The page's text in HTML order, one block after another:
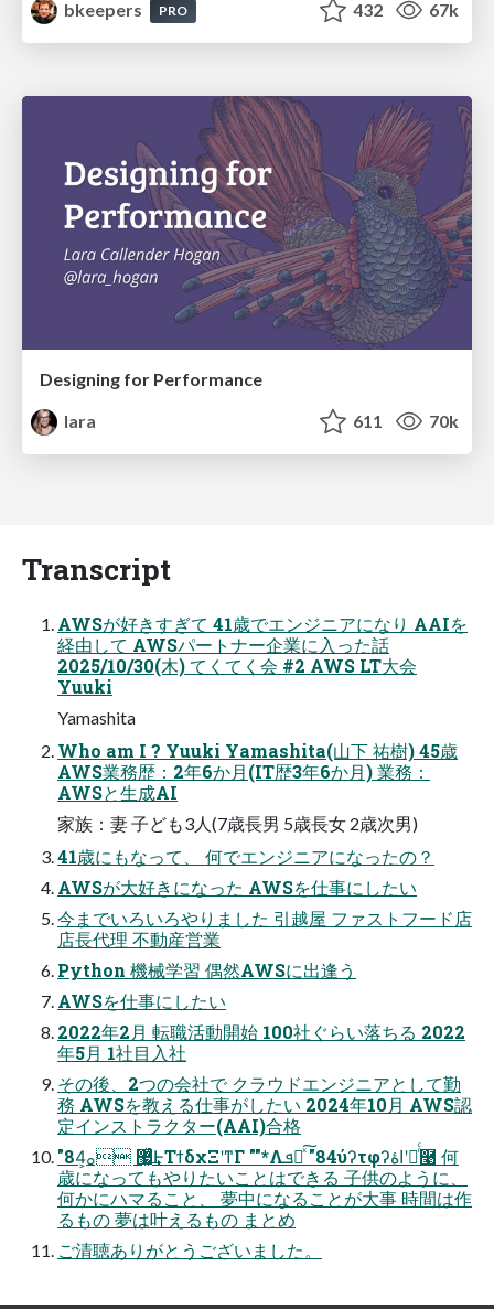
bkeepers
PRO 432 67k
Designing for Performance
lara
611 70k
Transcript
AWSが好きすぎて 41歳でエンジニアになり AAIを
経由して AWSパートナー企業に入った話
2025/10/30(木) てくてく会 #2 AWS LT大会
Yuuki
Yamashita
Who am I ? Yuuki Yamashita(山下 祐樹) 45歳
AWS業務歴：2年6か月(IT歴3年6か月) 業務：
AWSと生成AI
家族：妻 子ども3人(7歳長男 5歳長女 2歳次男)
41歳にもなって、 何でエンジニアになったの？
AWSが大好きになった AWSを仕事にしたい
今までいろいろやりました 引越屋 ファストフード店
店長代理 不動産営業
Python 機械学習 偶然AWSに出逢う
AWSを仕事にしたい
2022年2月 転職活動開始 100社ぐらい落ちる 2022
年5月 1社目入社
その後、2つの会社で クラウドエンジニアとして勤
務 AWSを教える仕事がしたい 2024年10月 AWS認
定インストラクター(AAI)合格
"84͕޷͖͗ͯ͢ ࡀͰΤϯδχΞʹͳΓ ""*Λܦ༝ͯ͠ "84ύʔτφʔاۀʹೖͬͨ࿩ 何
歳になってもやりたいことはできる 子供のように、
何かにハマること、 夢中になることが大事 時間は作
るもの 夢は叶えるもの まとめ
ご清聴ありがとうございました。